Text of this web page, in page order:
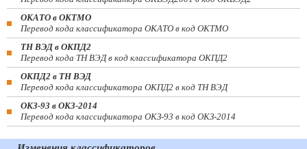
ОКАТО в ОКТМО
Перевод кода классификатора ОКАТО в код ОКТМО
ТН ВЭД в ОКПД2
Перевод кода ТН ВЭД в код классификатора ОКПД2
ОКПД2 в ТН ВЭД
Перевод кода классификатора ОКПД2 в код ТН ВЭД
ОКЗ-93 в ОКЗ-2014
Перевод кода классификатора ОКЗ-93 в код ОКЗ-2014